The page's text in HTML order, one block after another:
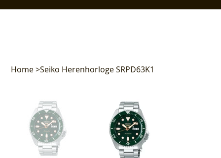
Home>Seiko Herenhorloge SRPD63K1